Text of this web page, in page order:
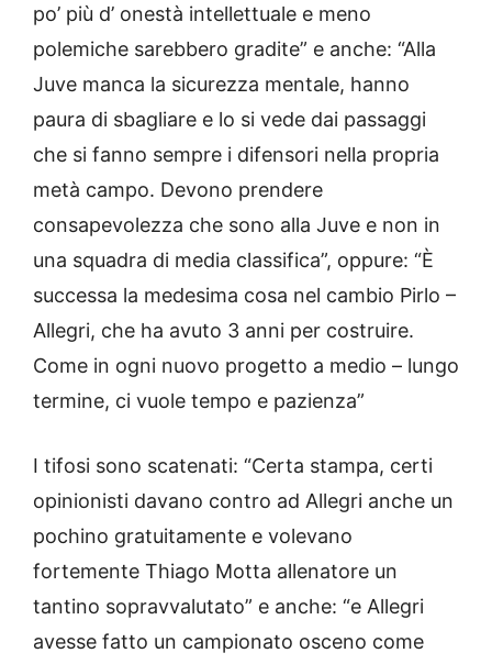
po’ più d’ onestà intellettuale e meno
polemiche sarebbero gradite” e anche: “Alla
Juve manca la sicurezza mentale, hanno
paura di sbagliare e lo si vede dai passaggi
che si fanno sempre i difensori nella propria
metà campo. Devono prendere
consapevolezza che sono alla Juve e non in
una squadra di media classifica”, oppure: “È
successa la medesima cosa nel cambio Pirlo –
Allegri, che ha avuto 3 anni per costruire.
Come in ogni nuovo progetto a medio – lungo
termine, ci vuole tempo e pazienza”
I tifosi sono scatenati: “Certa stampa, certi
opinionisti davano contro ad Allegri anche un
pochino gratuitamente e volevano
fortemente Thiago Motta allenatore un
tantino sopravvalutato” e anche: “e Allegri
avesse fatto un campionato osceno come